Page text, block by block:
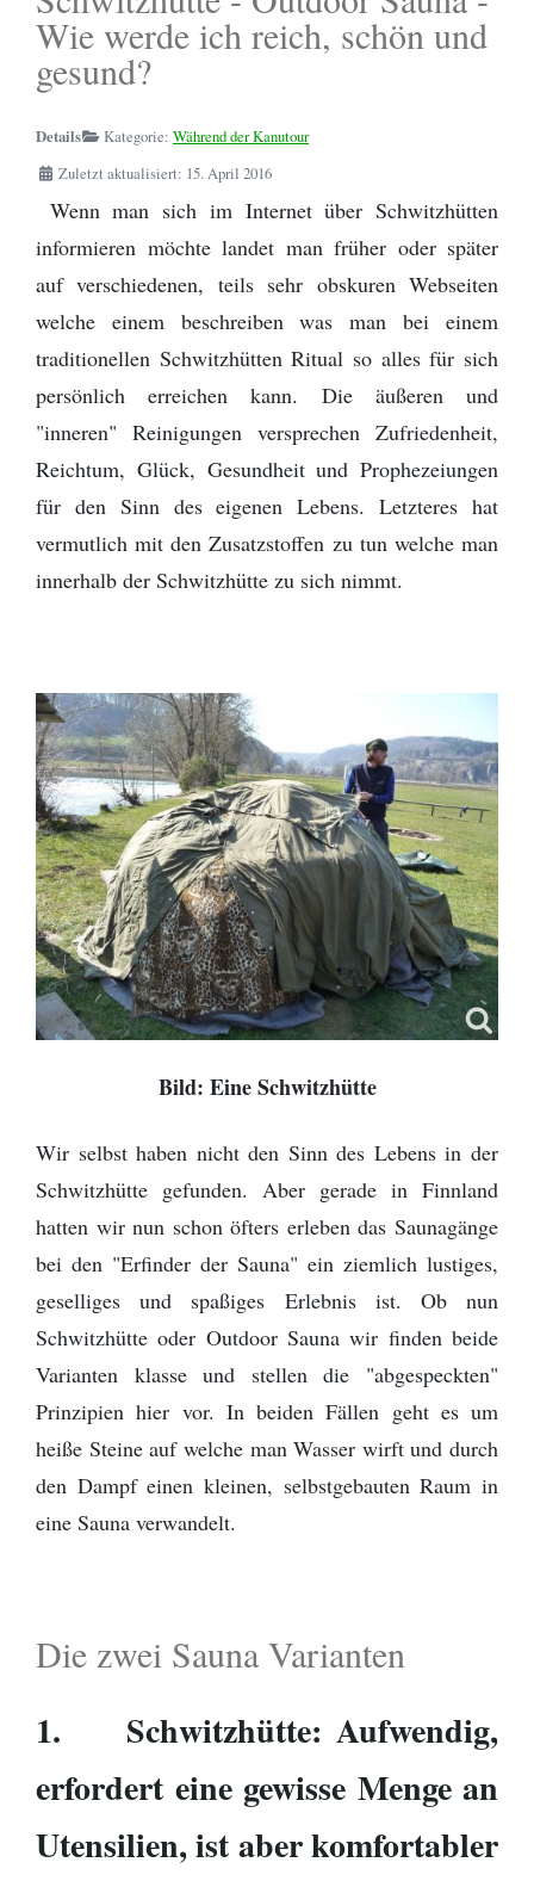
Wie werde ich reich, schön und
gesund?
Details Kategorie: Während der Kanutour
Zuletzt aktualisiert: 15. April 2016
Wenn man sich im Internet über Schwitzhütten
informieren möchte landet man früher oder später
auf verschiedenen, teils sehr obskuren Webseiten
welche einem beschreiben was man bei einem
traditionellen Schwitzhütten Ritual so alles für sich
persönlich erreichen kann. Die äußeren und
"inneren" Reinigungen versprechen Zufriedenheit,
Reichtum, Glück, Gesundheit und Prophezeiungen
für den Sinn des eigenen Lebens. Letzteres hat
vermutlich mit den Zusatzstoffen zu tun welche man
innerhalb der Schwitzhütte zu sich nimmt.
Bild: Eine Schwitzhütte
Wir selbst haben nicht den Sinn des Lebens in der
Schwitzhütte gefunden. Aber gerade in Finnland
hatten wir nun schon öfters erleben das Saunagänge
bei den "Erfinder der Sauna" ein ziemlich lustiges,
geselliges und spaßiges Erlebnis ist. Ob nun
Schwitzhütte oder Outdoor Sauna wir finden beide
Varianten klasse und stellen die "abgespeckten"
Prinzipien hier vor. In beiden Fällen geht es um
heiße Steine auf welche man Wasser wirft und durch
den Dampf einen kleinen, selbstgebauten Raum in
eine Sauna verwandelt.
Die zwei Sauna Varianten
1. Schwitzhütte: Aufwendig,
erfordert eine gewisse Menge an
Utensilien, ist aber komfortabler
Provinz Gästrikland
Provinz Värmland
Provinz Västmanland
Provinz Södermanland
Provinz Uppland
Provinz Dalsland
Provinz Bohuslän
Provinz Småland
Provinz Halland
Provinz Blekinge
Provinz Skåne
Baden-Württemberg
Schwarzenbach
Kanutour Sitter | Wittenbach bis
Kanutour Ticino | Cresciano bis Arbedo
Rüdlingen / Rhein
Kanutour Reuss | Bremgarten bis
Gebenstorf
Wanderwege
Kanuverleih und Reiseveranstalter Österreich
Outdoor Basiswissen - Lagerfeuer -
Birkenrinde
Fotografieren und Filmen auf Kanutouren
Schwitzhütte - Outdoor Sauna - Wie
Wie sind denn die Schweden so?
Zitronensäure
Outdoor Küche / Wildnisküchen
Helfer
Omnia Camping Backofen
Grillen mit Fischbräter
Kanutour
Wildwasser paddeln vs. Kanuwandern - Eine
Schlittenhund Urlaub - Husky Trekking -
Informationen Schlittenhunde
Zwiebel- Schichtenprinzip. Wer es anders
macht, macht es falsch
- Bootsleine
Camping Stuhl
Regenponcho
Tarp - Aufbauanleitung
Erste Hilfe Set / Medipack
Outdoor- Hose / Trekkinghose
Ausrüstungslisten Download
Schuhe / Stiefel
Die Perfekte Angeltasche
Flying C von Mepps - Der beste
Perfekt optimierte Spinnfischen
Angelausrüstung